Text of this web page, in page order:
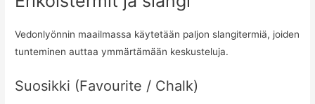
Vedonlyönnin maailmassa käytetään paljon slangitermiä, joiden
tunteminen auttaa ymmärtämään keskusteluja.
Suosikki (Favourite / Chalk)